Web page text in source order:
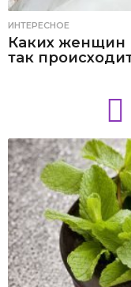
ИНТЕРЕСНОЕ
Каких женщин
так